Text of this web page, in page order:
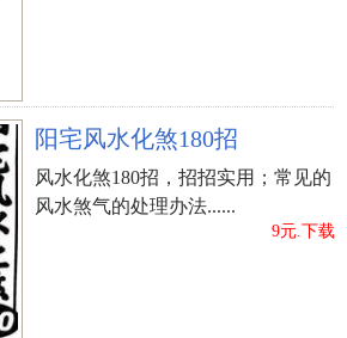
阳宅风水化煞180招
风水化煞180招，招招实用；常见的
风水煞气的处理办法......
9元.下载